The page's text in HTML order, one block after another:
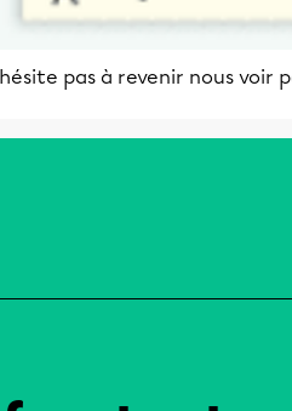
pas à revenir nous voir